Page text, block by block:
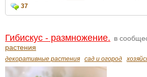
37
Гибискус - размножение. в
растения
декоративные растения сад и огород